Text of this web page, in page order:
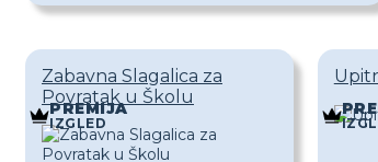
Zabavna Slagalica za
Povratak u Školu
PREMIJA
IZGLED